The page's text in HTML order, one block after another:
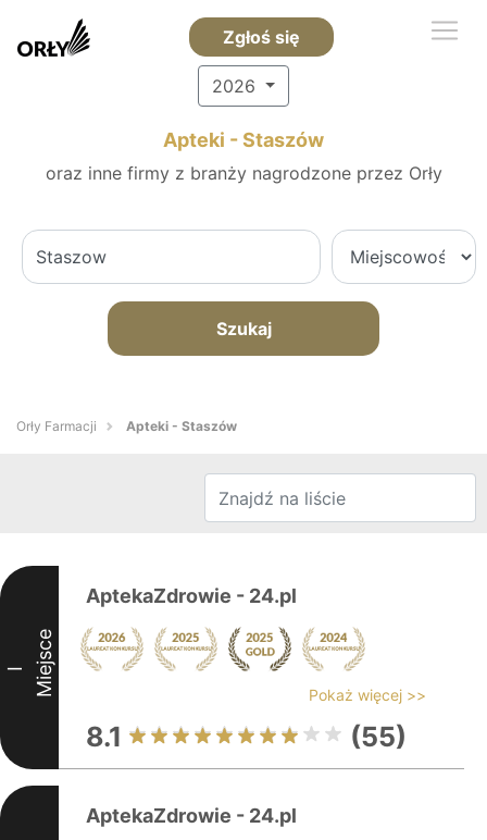
Zgłoś się
2026
Apteki - Staszów
oraz inne firmy z branży nagrodzone przez Orły
Szukaj
Orły Farmacji Apteki - Staszów
I Miejsce
AptekaZdrowie - 24.pl
Pokaż więcej >>
8.1 (55)
AptekaZdrowie - 24.pl